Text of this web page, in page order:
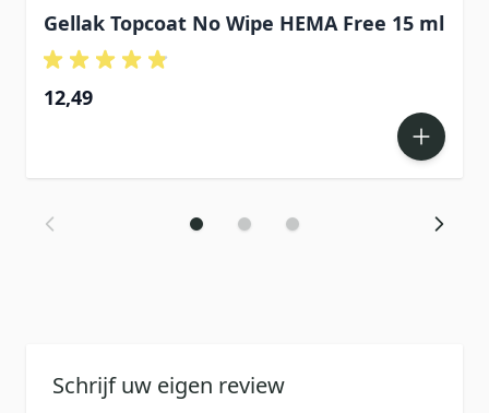
Gellak Topcoat No Wipe HEMA Free 15 ml
12,49
Schrijf uw eigen review